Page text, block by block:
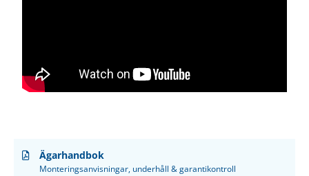
Ägarhandbok
Monteringsanvisningar, underhåll & garantikontroll